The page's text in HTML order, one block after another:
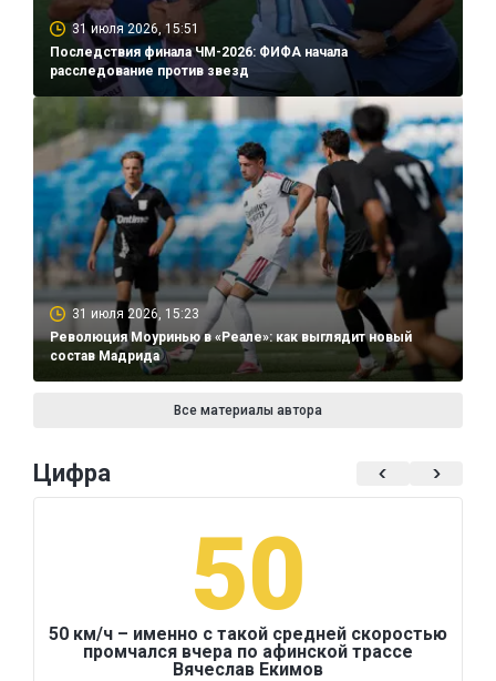
31 июля 2026, 15:51
Последствия финала ЧМ-2026: ФИФА начала
расследование против звезд
31 июля 2026, 15:23
Революция Моуринью в «Реале»: как выглядит новый
состав Мадрида
Все материалы автора
Цифра
50
50 км/ч – именно с такой средней скоростью
промчался вчера по афинской трассе
Вячеслав Екимов